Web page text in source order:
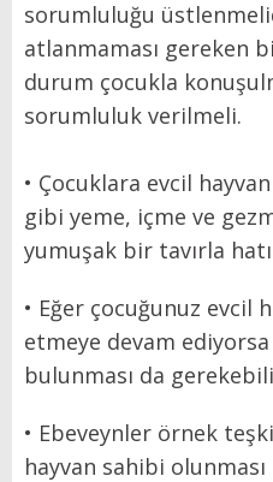
sorumluluğu
atlanmaması gereken
durum çocukla
• Çocuklara evcil
gibi yeme, içme ve
yumuşak bir tavırla
• Eğer çocuğunuz evcil
etmeye devam
bulunması da
• Ebeveynler örnek
hayvan sahibi